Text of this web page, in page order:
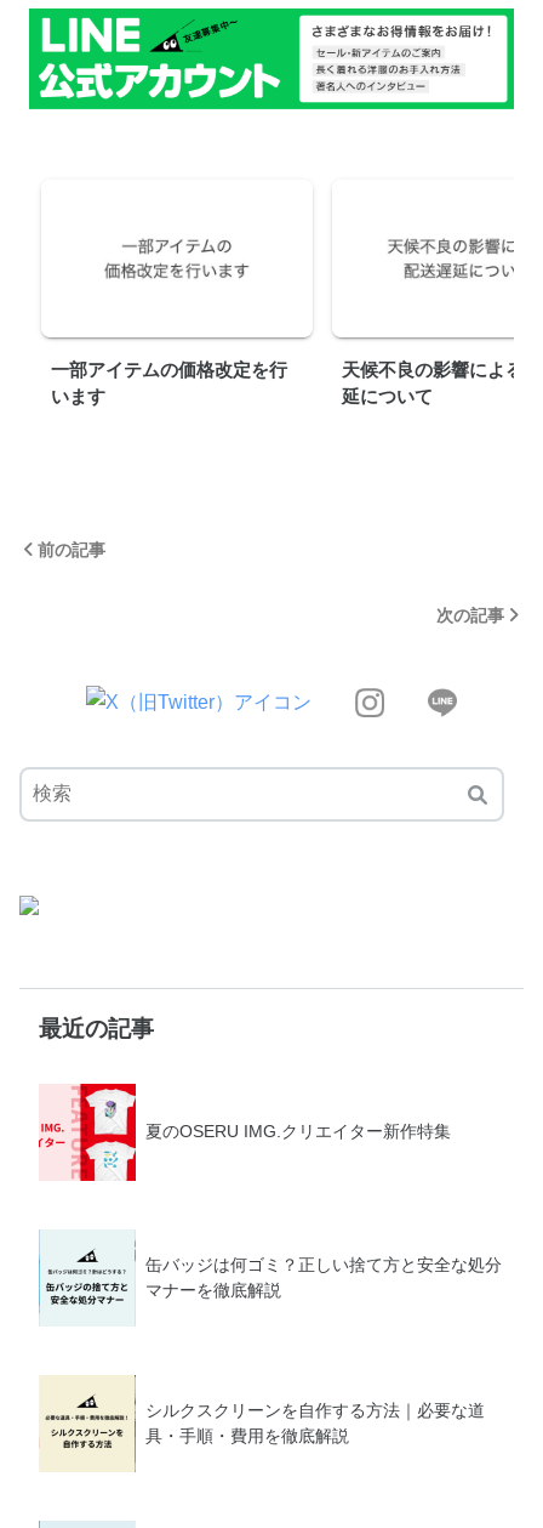
一部アイテムの価格改定を行
います
天候不良の影響による
延について
前の記事
次の記事
最近の記事
夏のOSERU IMG.クリエイター新作特集
缶バッジは何ゴミ？正しい捨て方と安全な処分
マナーを徹底解説
シルクスクリーンを自作する方法｜必要な道
具・手順・費用を徹底解説